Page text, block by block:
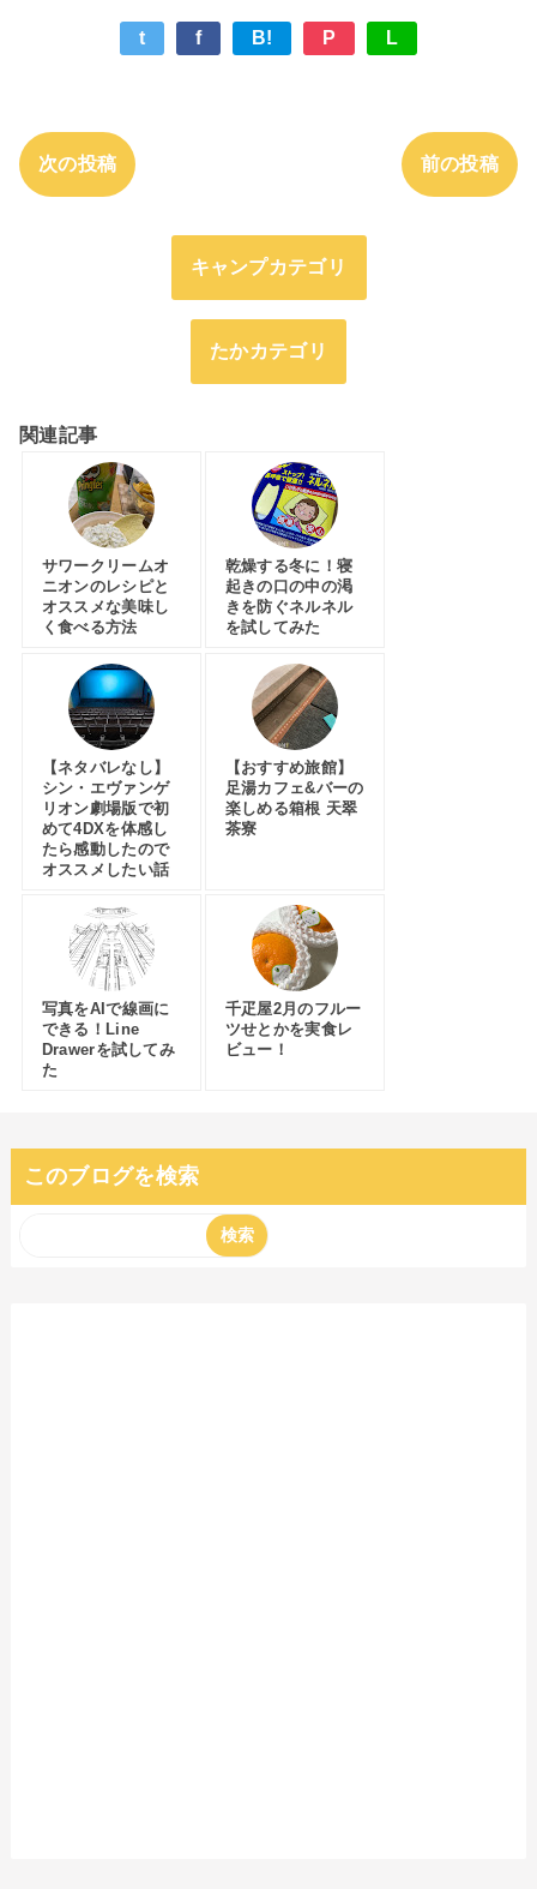
t f B! P L
次の投稿 前の投稿
キャンプカテゴリ
たかカテゴリ
関連記事
サワークリームオ
ニオンのレシピと
オススメな美味し
く食べる方法
乾燥する冬に！寝
起きの口の中の渇
きを防ぐネルネル
を試してみた
【ネタバレなし】
シン・エヴァンゲ
リオン劇場版で初
めて4DXを体感し
たら感動したので
オススメしたい話
【おすすめ旅館】
足湯カフェ&バーの
楽しめる箱根 天翠
茶寮
写真をAIで線画に
できる！Line
Drawerを試してみ
た
千疋屋2月のフルー
ツせとかを実食レ
ビュー！
このブログを検索